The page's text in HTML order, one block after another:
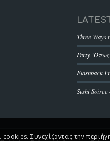
Three Ways
Party
Flashback
Sushi
Συνεχίζοντας την